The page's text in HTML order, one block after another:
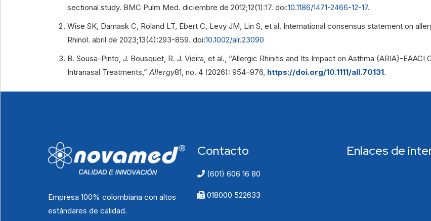
sectional study. BMC Pulm Med. diciembre de 2012;12(1):17. doi:10.1186/1471-2466-12-17.
Wise SK, Damask C, Roland LT, Ebert C, Levy JM, Lin S, et al. International consensus statement on
Rhinol. abril de 2023;13(4):293-859. doi:10.1002/alr.23090
B. Sousa-Pinto, J. Bousquet, R. J. Vieira, et al., “Allergic Rhinitis and Its Impact on Asthma (ARIA)-
Intranasal Treatments,” Allergy81, no. 4 (2026): 954–976, https://doi.org/10.1111/all.70131.
Empresa 100% colombiana con altos
estándares de calidad.
Contacto
(601) 606 16 80
018000 522633
Enlaces de